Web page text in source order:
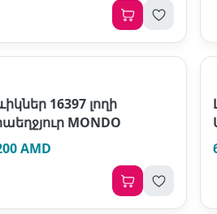
16397 լողի
MONDO
AMD